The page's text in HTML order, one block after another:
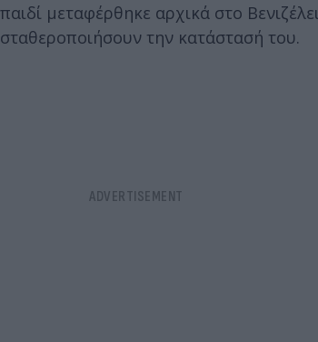
παιδί μεταφέρθηκε αρχικά στο
σταθεροποιήσουν την κατάστασή του.